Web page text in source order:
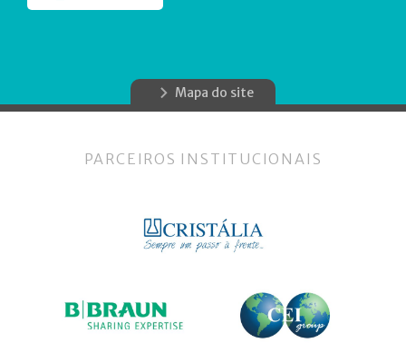
Mapa do site
PARCEIROS INSTITUCIONAIS